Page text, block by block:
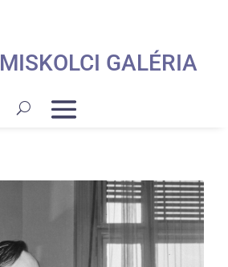
MISKOLCI GALÉRIA